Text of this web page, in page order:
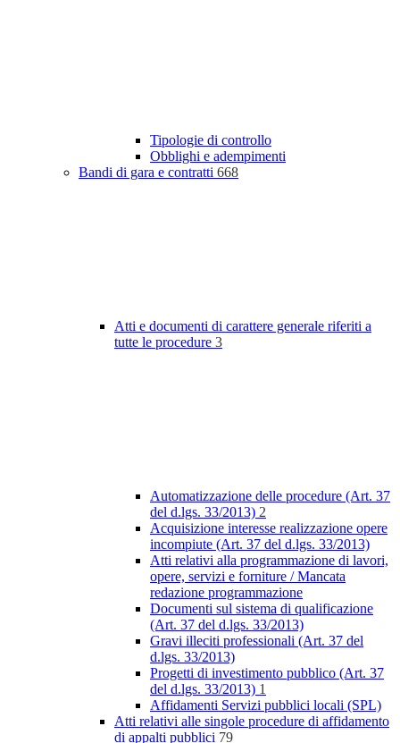
Tipologie di controllo
Obblighi e adempimenti
Bandi di gara e contratti 668
Atti e documenti di carattere generale riferiti a
tutte le procedure 3
Automatizzazione delle procedure (Art. 37
del d.lgs. 33/2013) 2
Acquisizione interesse realizzazione opere
incompiute (Art. 37 del d.lgs. 33/2013)
Atti relativi alla programmazione di lavori,
opere, servizi e forniture / Mancata
redazione programmazione
Documenti sul sistema di qualificazione
(Art. 37 del d.lgs. 33/2013)
Gravi illeciti professionali (Art. 37 del
d.lgs. 33/2013)
Progetti di investimento pubblico (Art. 37
del d.lgs. 33/2013) 1
Affidamenti Servizi pubblici locali (SPL)
Atti relativi alle singole procedure di affidamento
di appalti pubblici 79